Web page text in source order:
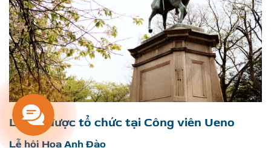
Lễ hội được tổ chức tại Công viên Ueno
Lễ hội Hoa Anh Đào